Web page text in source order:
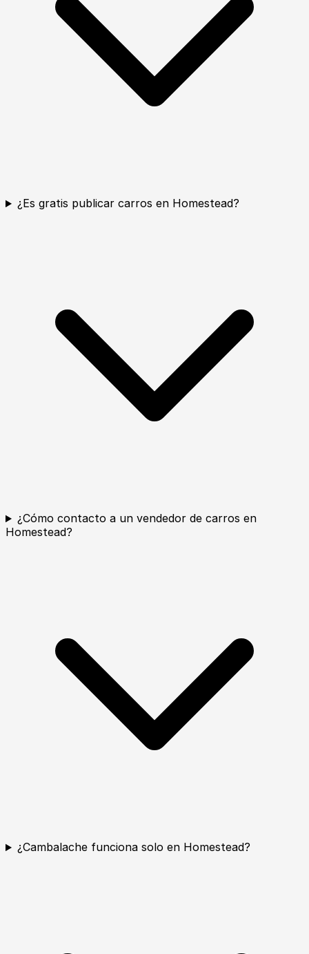
¿Es gratis publicar carros en Homestead?
¿Cómo contacto a un vendedor de carros en
Homestead?
¿Cambalache funciona solo en Homestead?